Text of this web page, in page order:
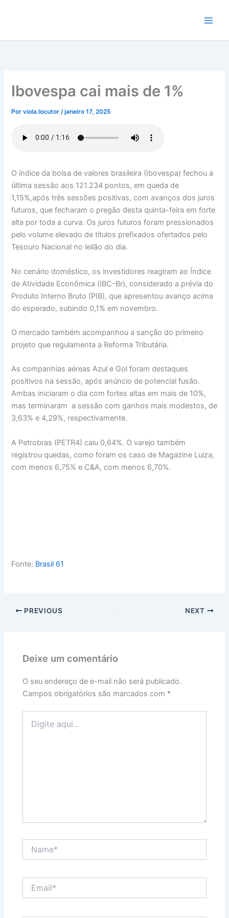
conteúdo
Ibovespa cai mais de 1%
Porviola.locutor/janeiro 17, 2025
O índice da bolsa de valores brasileira (Ibovespa) fechou a
última sessão aos 121.234 pontos, em queda de
1,15%,após três sessões positivas, com avanços dos juros
futuros, que fecharam o pregão desta quinta-feira em forte
alta por toda a curva. Os juros futuros foram pressionados
pelo volume elevado de títulos prefixados ofertados pelo
Tesouro Nacional no leilão do dia.
No cenário doméstico, os investidores reagiram ao Índice
de Atividade Econômica (IBC-Br), considerado a prévia do
Produto Interno Bruto (PIB), que apresentou avanço acima
do esperado, subindo 0,1% em novembro.
O mercado também acompanhou a sanção do primeiro
projeto que regulamenta a Reforma Tributária.
As companhias aéreas Azul e Gol foram destaques
positivos na sessão, após anúncio de potencial fusão.
Ambas iniciaram o dia com fortes altas em mais de 10%,
mas terminaram a sessão com ganhos mais modestos, de
3,63% e 4,29%, respectivamente.
A Petrobras (PETR4) caiu 0,64%. O varejo também
registrou quedas, como foram os caso de Magazine Luiza,
com menos 6,75% e C&A, com menos 6,70%.
Fonte: Brasil 61
PREVIOUS NEXT
Deixe um comentário
O seu endereço de e-mail não será publicado.
Campos obrigatórios são marcados com *
aqui...